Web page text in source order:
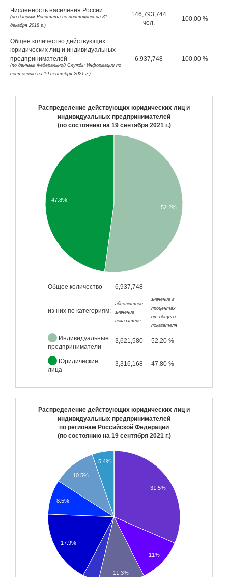
Численность населения России
(по данным Росстата по состоянию на 31
декабря 2018 г.)
146,793,744
чел.
100,00%
Общее количество действующих
юридических лиц и индивидуальных
предпринимателей
(по данным Федеральной Службы Информации по
состоянию на 19 сентября 2021 г. )
6,937,748 100,00%
Распределение действующих юридических лиц и
индивидуальных предпринимателей
(по состоянию на 19 сентября 2021 г.)
47.8%
52.2%
Общее количество 6,937,748
из них по категориям:
абсолютное
значение
показателя
значение в
процентах
от общего
показателя
Индивидуальные
предприниматели
3,621,580 52,20 %
Юридические
лица
3,316,168 47,80 %
Распределение действующих юридических лиц и
индивидуальных предпринимателей
по регионам Российской Федерации
(по состоянию на 19 сентября 2021 г.)
31.5%
11%
5.4%
10.5%
8.5%
17.9%
11.3%